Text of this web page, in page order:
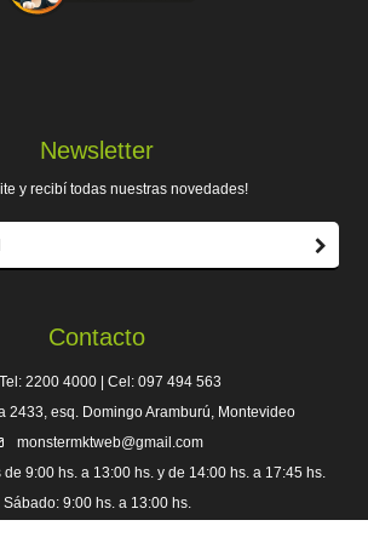
Contacto
Tel: 2200 4000 | Cel: 097 494 563
2433, esq. Domingo Aramburú, Montevideo
monstermktweb@gmail.com
9:00 hs. a 13:00 hs. y de 14:00 hs. a 17:45 hs.
Sábado: 9:00 hs. a 13:00 hs.
Newsletter
y recibí todas nuestras novedades!